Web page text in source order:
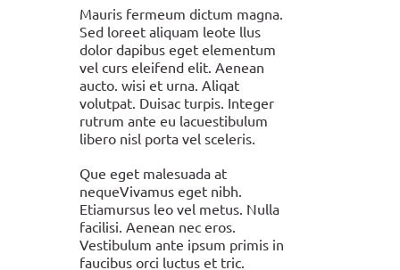
Mauris fermeum dictum magna.
Sed loreet aliquam leote llus
dolor dapibus eget elementum
vel curs eleifend elit. Aenean
aucto. wisi et urna. Aliqat
volutpat. Duisac turpis. Integer
rutrum ante eu lacuestibulum
libero nisl porta vel sceleris.
Que eget malesuada at
nequeVivamus eget nibh.
Etiamursus leo vel metus. Nulla
facilisi. Aenean nec eros.
Vestibulum ante ipsum primis in
faucibus orci luctus et tric.